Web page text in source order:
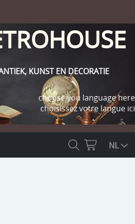
KUNST EN DECORATIE
choose you language here
choisissez votre langue ici
NL